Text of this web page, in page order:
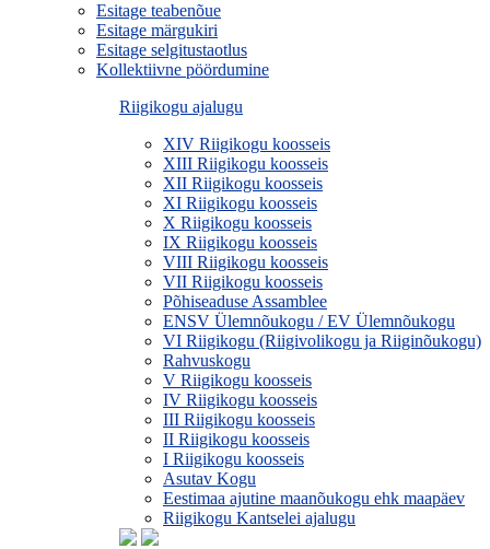
Esitage teabenõue
Esitage märgukiri
Esitage selgitustaotlus
Kollektiivne pöördumine
Riigikogu ajalugu
XIV Riigikogu koosseis
XIII Riigikogu koosseis
XII Riigikogu koosseis
XI Riigikogu koosseis
X Riigikogu koosseis
IX Riigikogu koosseis
VIII Riigikogu koosseis
VII Riigikogu koosseis
Põhiseaduse Assamblee
ENSV Ülemnõukogu / EV Ülemnõukogu
VI Riigikogu (Riigivolikogu ja Riiginõukogu)
Rahvuskogu
V Riigikogu koosseis
IV Riigikogu koosseis
III Riigikogu koosseis
II Riigikogu koosseis
I Riigikogu koosseis
Asutav Kogu
Eestimaa ajutine maanõukogu ehk maapäev
Riigikogu Kantselei ajalugu